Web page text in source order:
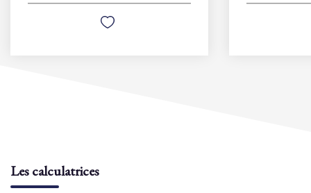
Les calculatrices